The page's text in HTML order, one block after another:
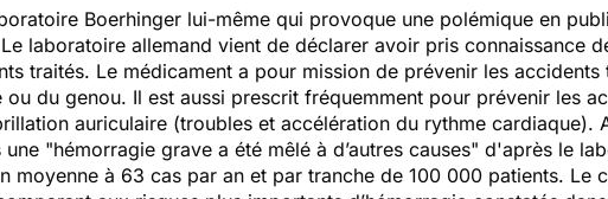
Boerhinger lui-même qui provoque une polémique en
laboratoire allemand vient de déclarer avoir pris connaissance
traités. Le médicament a pour mission de prévenir les
ou du genou. Il est aussi prescrit fréquemment pour prévenir les
auriculaire (troubles et accélération du rythme cardiaque).
"hémorragie grave a été mêlé à d’autres causes" d'après le
moyenne à 63 cas par an et par tranche de 100 000 patients. Le